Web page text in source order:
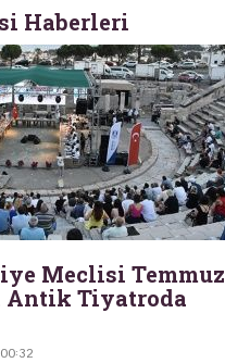
Haberleri
Meclisi Temmuz
Antik Tiyatroda